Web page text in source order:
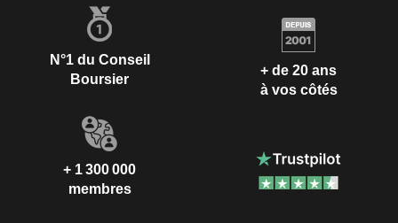
N°1 du Conseil
Boursier
+ de 20 ans
à vos côtés
+ 1 300 000
membres